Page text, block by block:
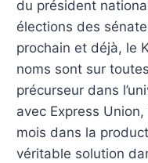
du président
élections des
prochain et déjà, le
noms sont sur
précurseur dans
avec Express
mois dans la
véritable solution